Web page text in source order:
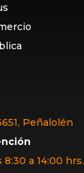
Peñalolén
8:30 a 14:00 hrs.